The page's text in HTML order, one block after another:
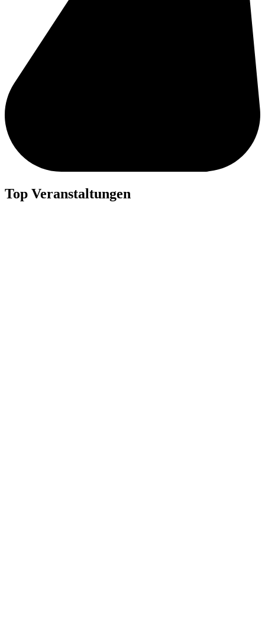
Top Veranstaltungen